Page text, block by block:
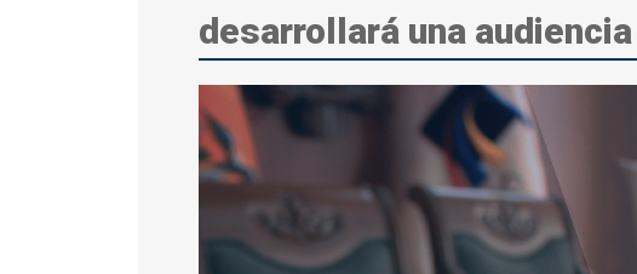
desarrollará una